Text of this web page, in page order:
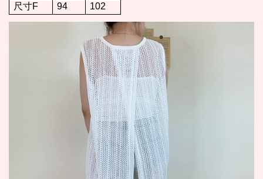
尺寸F
94 102